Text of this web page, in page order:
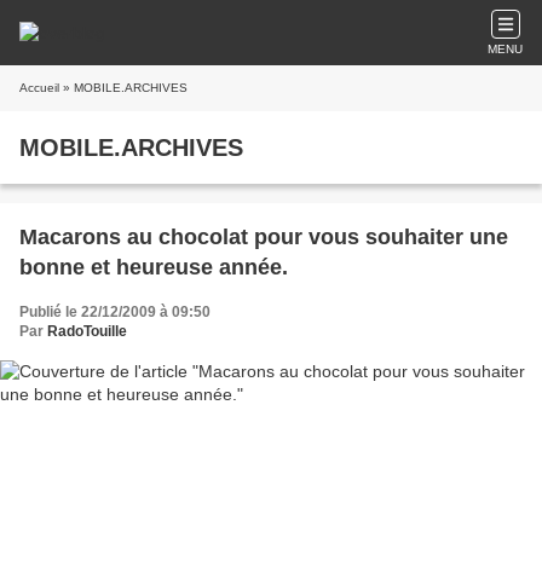
MENU
Accueil » MOBILE.ARCHIVES
MOBILE.ARCHIVES
Macarons au chocolat pour vous souhaiter une
bonne et heureuse année.
Publié le 22/12/2009 à 09:50
Par RadoTouille